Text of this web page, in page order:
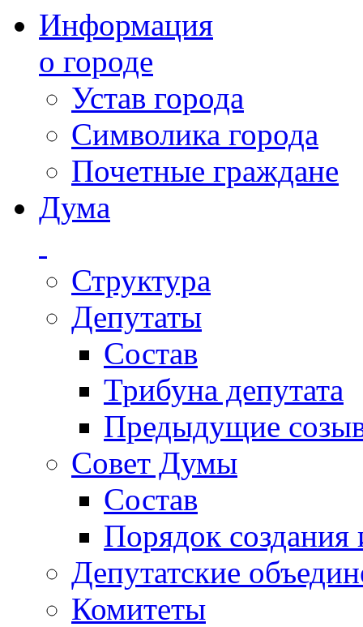
Информация
о городе
Устав города
Символика города
Почетные граждане
Дума
Структура
Депутаты
Состав
Трибуна депутата
Предыдущие
Совет Думы
Состав
Порядок создания
Депутатские
Комитеты